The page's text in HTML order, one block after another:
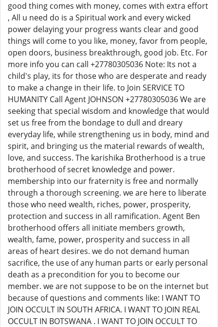
good thing comes with money, comes with extra effort
, All u need do is a Spiritual work and every wicked
power delaying your progress wants clear and good
things will come to you like, money, favor from people,
open doors, business breakthrough, good job. Etc. For
more info you can call +27780305036 Note: Its not a
child's play, its for those who are desperate and ready
to make a change in their life. to Join SERVICE TO
HUMANITY Call Agent JOHNSON +27780305036 We are
seeking that special wisdom and knowledge that would
set us free from the bondage to dull and dreary
everyday life, while strengthening us in body, mind and
spirit, and bringing us the material rewards of wealth,
love, and success. The karishika Brotherhood is a true
brotherhood of secret knowledge and power.
membership into our fraternity is free and normally
through a thorough screening. we are here to liberate
those who need wealth, riches, power, prosperity,
protection and success in all ramification. Agent Ben
brotherhood offers all initiate members growth,
wealth, fame, power, prosperity and success in all
areas of heart desires. we do not demand human
sacrifice, the use of any human parts or early personal
death as a precondition for you to become our
member. we are not suppose to be on the internet but
because of questions and comments like: I WANT TO
JOIN OCCULT IN SOUTH AFRICA. I WANT TO JOIN REAL
OCCULT IN BOTSWANA . I WANT TO JOIN OCCULT TO